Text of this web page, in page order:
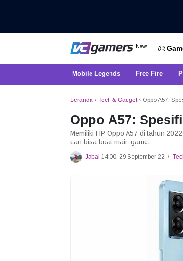
News
Dapatkan Berita
Mobile Legends Free Fire
Beranda › Tech & Gadget› Oppo A57:
Oppo A57:
Memiliki HP Oppo A57 di tahun
dan bisa buat main game.
Jabal 14:00, 29 September 22 /